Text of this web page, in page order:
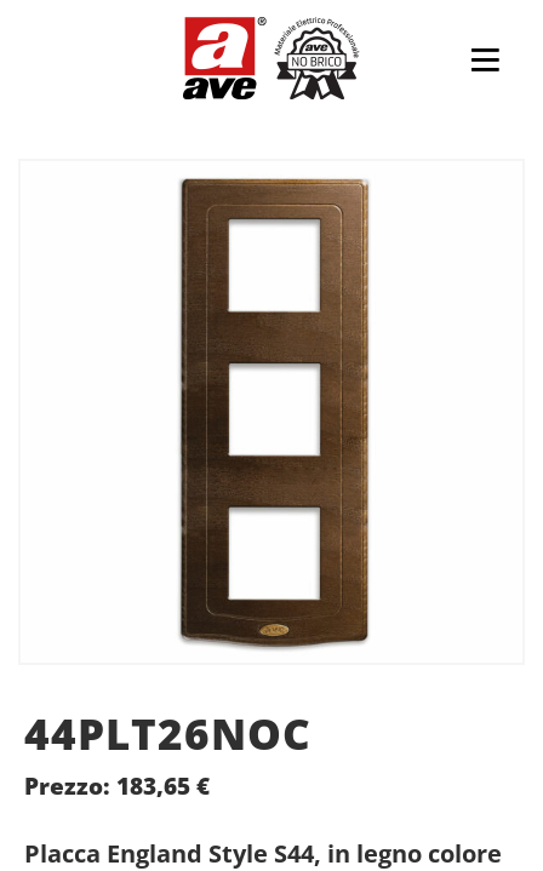
44PLT26NOC
Prezzo: 183,65€
Placca England Style S44, in legno colore